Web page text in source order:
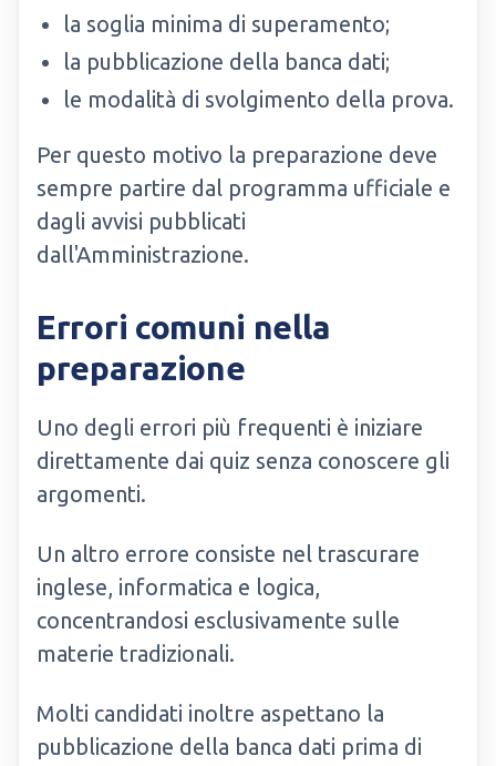
la soglia minima di superamento;
la pubblicazione della banca dati;
le modalità di svolgimento della prova.
Per questo motivo la preparazione deve
sempre partire dal programma ufficiale e
dagli avvisi pubblicati
dall'Amministrazione.
Errori comuni nella
preparazione
Uno degli errori più frequenti è iniziare
direttamente dai quiz senza conoscere gli
argomenti.
Un altro errore consiste nel trascurare
inglese, informatica e logica,
concentrandosi esclusivamente sulle
materie tradizionali.
Molti candidati inoltre aspettano la
pubblicazione della banca dati prima di